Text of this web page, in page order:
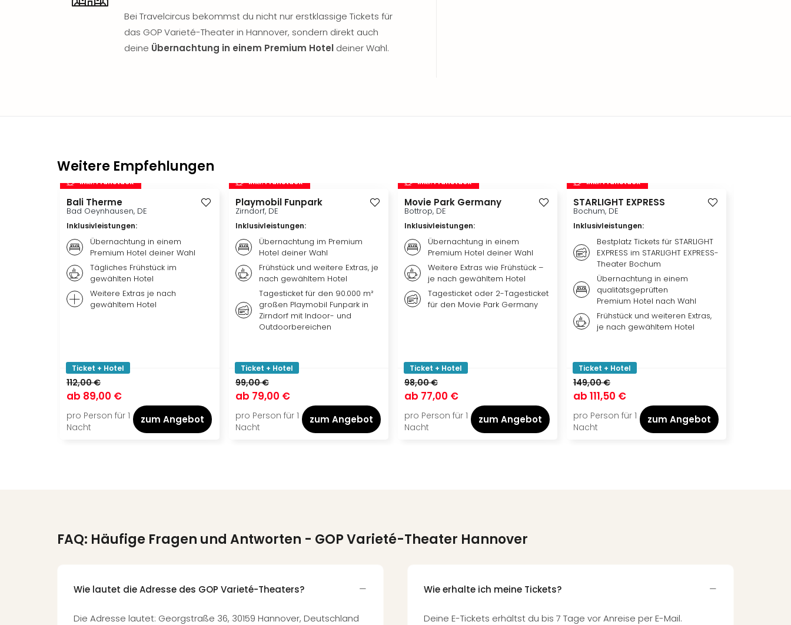
Bei Travelcircus bekommst du nicht nur erstklassige Tickets für
das GOP Varieté-Theater in Hannover, sondern direkt auch
deine Übernachtung in einem Premium Hotel deiner Wahl.
Weitere Empfehlungen
inkl. Frühstück
Bali Therme
Bad Oeynhausen, DE
Inklusivleistungen:
Übernachtung in einem
Premium Hotel deiner Wahl
Tägliches Frühstück im
gewählten Hotel
Weitere Extras je nach
gewähltem Hotel
Ticket + Hotel
112,00 €
ab 89,00 €
pro Person für 1
Nacht
zum Angebot
inkl. Frühstück
Playmobil Funpark
Zirndorf, DE
Inklusivleistungen:
Übernachtung im Premium
Hotel deiner Wahl
Frühstück und weitere Extras, je
nach gewähltem Hotel
Tagesticket für den 90.000 m²
großen Playmobil Funpark in
Zirndorf mit Indoor- und
Outdoorbereichen
Ticket + Hotel
99,00 €
ab 79,00 €
pro Person für 1
Nacht
zum Angebot
inkl. Frühstück
Movie Park Germany
Bottrop, DE
Inklusivleistungen:
Übernachtung in einem
Premium Hotel deiner Wahl
Weitere Extras wie Frühstück –
je nach gewähltem Hotel
Tagesticket oder 2-Tagesticket
für den Movie Park Germany
Ticket + Hotel
98,00 €
ab 77,00 €
pro Person für 1
Nacht
zum Angebot
inkl. Frühstück
STARLIGHT EXPRESS
Bochum, DE
Inklusivleistungen:
Bestplatz Tickets für STARLIGHT
EXPRESS im STARLIGHT EXPRESS-
Theater Bochum
Übernachtung in einem
qualitätsgeprüften
Premium Hotel nach Wahl
Frühstück und weiteren Extras,
je nach gewähltem Hotel
Ticket + Hotel
149,00 €
ab 111,50 €
pro Person für 1
Nacht
zum Angebot
FAQ: Häufige Fragen und Antworten - GOP Varieté-Theater Hannover
Wie lautet die Adresse des GOP Varieté-Theaters?
Die Adresse lautet: Georgstraße 36, 30159 Hannover, Deutschland
Wie erhalte ich meine Tickets?
Deine E-Tickets erhältst du bis 7 Tage vor Anreise per E-Mail.